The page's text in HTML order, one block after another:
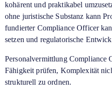
kohärent und praktikabel
ohne juristische Substanz kann
fundierter Compliance Officer
setzen und regulatorische
Personalvermittlung Compliance
Fähigkeit prüfen, Komplexität
strukturell zu ordnen.